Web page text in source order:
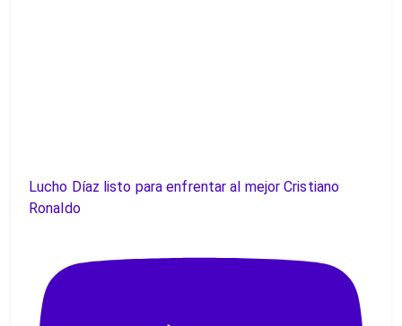
Lucho Díaz listo para enfrentar al mejor Cristiano
Ronaldo